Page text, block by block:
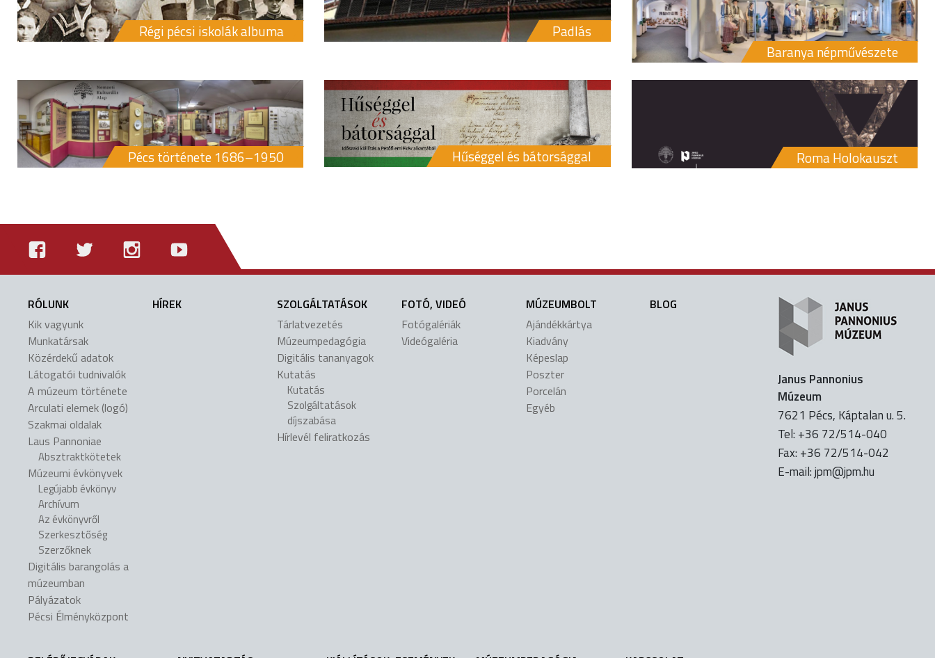
Régi pécsi iskolák albuma
Padlás
Baranya népművészete
Pécs története 1686–1950 Hűséggel és bátorsággal Roma Holokauszt
RÓLUNK
Kik vagyunk
Munkatársak
Közérdekű adatok
Látogatói tudnivalók
A múzeum története
Arculati elemek (logó)
Szakmai oldalak
Laus Pannoniae
Absztraktkötetek
Múzeumi évkönyvek
Legújabb évkönyv
Archívum
Az évkönyvről
Szerkesztőség
Szerzőknek
Digitális barangolás a
múzeumban
Pályázatok
Pécsi Élményközpont
HÍREK
SZOLGÁLTATÁSOK
Tárlatvezetés
Múzeumpedagógia
Digitális tananyagok
Kutatás
Kutatás
Szolgáltatások
díjszabása
Hírlevél feliratkozás
FOTÓ, VIDEÓ
Fotógalériák
Videógaléria
MÚZEUMBOLT
Ajándékkártya
Kiadvány
Képeslap
Poszter
Porcelán
Egyéb
BLOG
Janus Pannonius
Múzeum
7621 Pécs, Káptalan u. 5.
Tel: +36 72/514-040
Fax: +36 72/514-042
E-mail:uh.mpj@mpj